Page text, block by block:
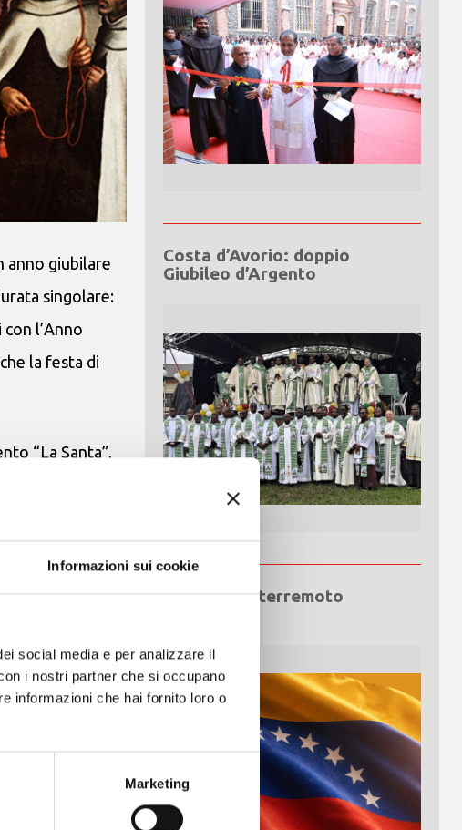
Informazioni sui cookie
social media e per analizzare il
i nostri partner che si occupano
informazioni che hai fornito loro o
Marketing
anno giubilare
singolare:
l’Anno
la festa di
“La Santa”,
sarà possibile
e preghiera
Costa d’Avorio: doppio
Giubileo d’Argento
Emergenza terremoto